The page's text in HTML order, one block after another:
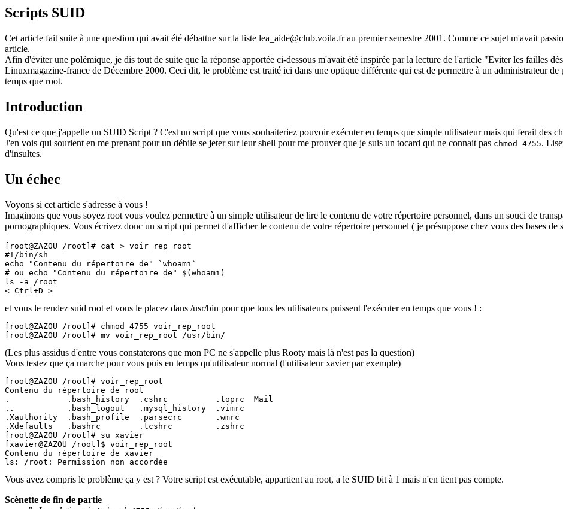
Scripts SUID
Cet article fait suite à une question qui avait été débattue sur la liste lea_aide@club.voila.fr au premier semestre 2001. Comme ce sujet m'avait
article.
Afin d'éviter une polémique, je dis tout de suite que la réponse apportée ci-dessous m'avait été inspirée par la lecture de l'article "Eviter les failles
Linuxmagazine-france de Décembre 2000. Ceci dit, le problème est traité ici dans une optique différente qui est de permettre à un administrateur
temps que root.
Introduction
Qu'est ce que j'appelle un SUID Script ? C'est un script que vous souhaiteriez pouvoir exécuter en temps que simple utilisateur mais qui ferait des
J'en vois qui sourient en me prenant pour un débile se jeter sur leur shell pour me prouver que je suis un tocard qui ne connait pas chmod 4755.
d'insultes.
Un échec
Voyons si cet article s'adresse à vous !
Imaginons que vous soyez root vous voulez permettre à un simple utilisateur de lire le contenu de votre répertoire personnel, dans un souci de
pornographiques. Vous écrivez donc un script qui permet d'afficher le contenu de votre répertoire personnel ( je présuppose chez vous des bases de
[root@ZAZOU /root]# cat > voir_rep_root
#!/bin/sh
echo "Contenu du répertoire de" `whoami`
# ou echo "Contenu du répertoire de" $(whoami)
ls -a /root
< Ctrl+D >
et vous le rendez suid root et vous le placez dans /usr/bin pour que tous les utilisateurs puissent l'exécuter en temps que vous ! :
[root@ZAZOU /root]# chmod 4755 voir_rep_root
[root@ZAZOU /root]# mv voir_rep_root /usr/bin/
(Les plus assidus d'entre vous constaterons que mon PC ne s'appelle plus Rooty mais là n'est pas la question)
Vous testez que ça marche pour vous puis en temps qu'utilisateur normal (l'utilisateur xavier par exemple)
[root@ZAZOU /root]# voir_rep_root
Contenu du répertoire de root
.            .bash_history  .cshrc          .toprc  Mail
..           .bash_logout   .mysql_history  .vimrc
.Xauthority  .bash_profile  .parsecrc       .wmrc
.Xdefaults   .bashrc        .tcshrc         .zshrc
[root@ZAZOU /root]# su xavier
[xavier@ZAZOU /root]$ voir_rep_root
Contenu du répertoire de xavier
ls: /root: Permission non accordée
Vous avez compris le problème ça y est ? Votre script est exécutable, appartient au root, a le SUID bit à 1 mais n'en tient pas compte.
Scènette de fin de partie